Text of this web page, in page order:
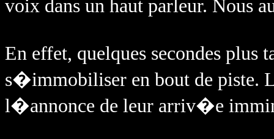
voix dans un haut parleur. Nous
En effet, quelques secondes
s�immobiliser en bout de
l�annonce de leur arriv�e